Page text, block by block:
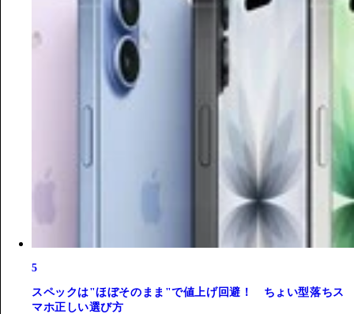
5
スペックは"ほぼそのまま"で値上げ回避！ ちょい型落ちス
マホ正しい選び方